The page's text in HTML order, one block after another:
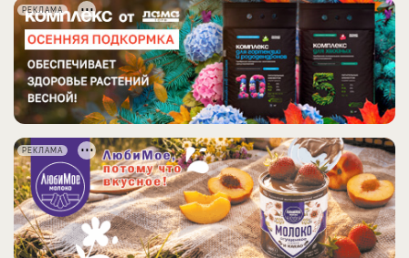
РЕКЛАМА
РЕКЛАМА